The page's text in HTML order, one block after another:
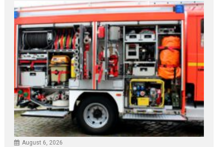
August 6, 2026